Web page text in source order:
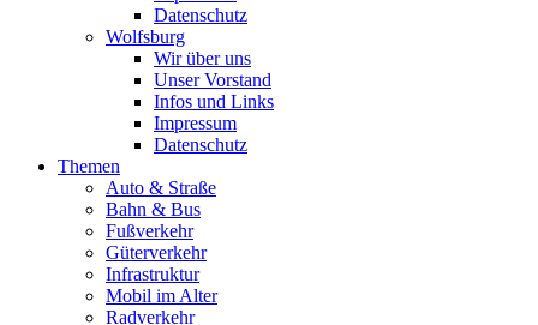
Datenschutz
Wolfsburg
Wir über uns
Unser Vorstand
Infos und Links
Impressum
Datenschutz
Themen
Auto & Straße
Bahn & Bus
Fußverkehr
Güterverkehr
Infrastruktur
Mobil im Alter
Radverkehr